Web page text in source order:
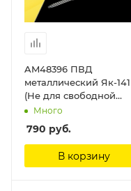
AM48396 ПВД
металлический Як-141
(Не для свободной
продажи) Arma Models
Много
790 руб.
В корзину